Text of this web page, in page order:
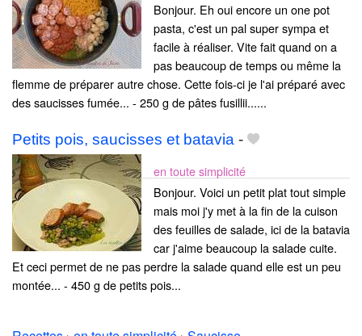
Bonjour. Eh oui encore un one pot
pasta, c'est un pal super sympa et
facile à réaliser. Vite fait quand on a
pas beaucoup de temps ou même la
flemme de préparer autre chose. Cette fois-ci je l'ai préparé avec
des saucisses fumée... - 250 g de pâtes fusillii......
Petits pois, saucisses et batavia -
en toute simplicité
Bonjour. Voici un petit plat tout simple
mais moi j'y met à la fin de la cuison
des feuilles de salade, ici de la batavia
car j'aime beaucoup la salade cuite.
Et ceci permet de ne pas perdre la salade quand elle est un peu
montée... - 450 g de petits pois...